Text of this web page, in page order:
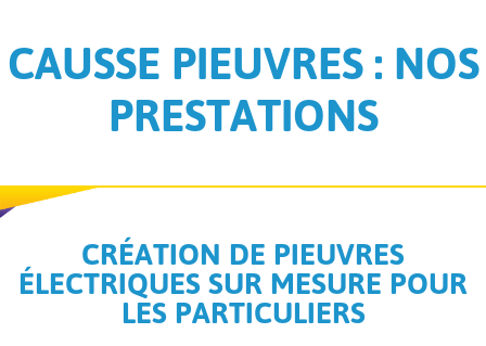
CAUSSE PIEUVRES : NOS
PRESTATIONS
CRÉATION DE PIEUVRES
ÉLECTRIQUES SUR MESURE POUR
LES PARTICULIERS